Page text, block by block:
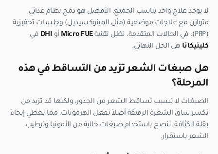
لا يوجد علاج واحد يناسب الجميع. الأفضل هو دمج نظام غذائي
متوازن مع علاجات موضعية (مثل المينوكسيديل) وجلسات تحفيزية
(PRP). في الحالات المتقدمة، تظل تقنية
Micro FUE أو DHI في
كلينيكانا هي الحل النهائي.
هل صبغات الشعر تزيد من التساقط في هذه
المرحلة؟
الصبغات لا تسبب تساقط الشعر من الجذور، ولكنها قد تزيد من
تكسر ساق الشعرة الرقيقة أصلاً بفعل الهرمونات، مما يعطي إيحاءً
بقلة الكثافة. ننصح باستخدام صبغات خالية من الأمونيا وترطيب
الشعر باستمرار.